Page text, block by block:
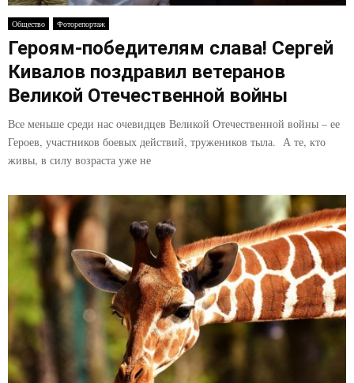
E
N
U
Общество Фоторепортаж
Героям-победителям слава! Сергей
Кивалов поздравил ветеранов
Великой Отечественной войны
Все меньше среди нас очевидцев Великой Отечественной войны – ее
Героев, участников боевых действий, тружеников тыла. А те, кто
живы, в силу возраста уже не